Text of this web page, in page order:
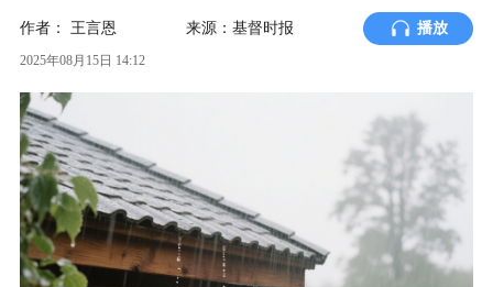
作者： 王言恩 来源：基督时报 播放
2025年08月15日 14:12